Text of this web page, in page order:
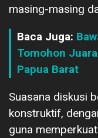
masing-masing
Baca Juga:
Tomohon
Papua Barat
Suasana diskusi
konstruktif,
guna